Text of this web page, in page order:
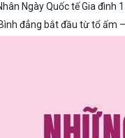
Ngày Quốc tế Gia đình
đẳng bắt đầu từ tổ ấm